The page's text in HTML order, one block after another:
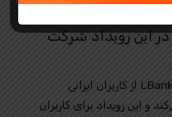
در این رویداد شرکت
بله، صرافی LBank از کاربران ایرانی
و این رویداد برای کاربران